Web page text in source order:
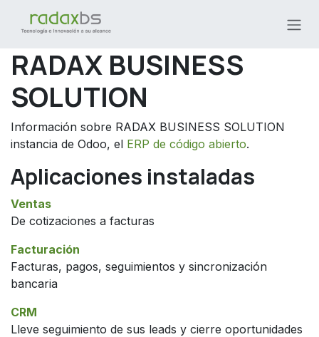
Ir al contenido
RADAX BUSINESS
SOLUTION
Información sobre RADAX BUSINESS SOLUTION
instancia de Odoo, el ERP de código abierto.
Aplicaciones instaladas
Ventas
De cotizaciones a facturas
Facturación
Facturas, pagos, seguimientos y sincronización
bancaria
CRM
Lleve seguimiento de sus leads y cierre oportunidades